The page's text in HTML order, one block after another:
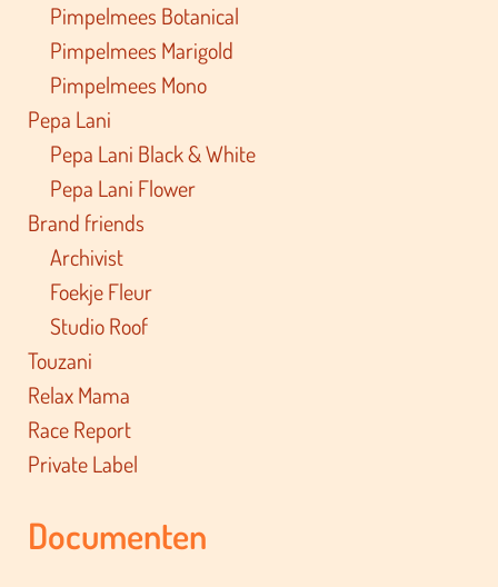
Pimpelmees Botanical
Pimpelmees Marigold
Pimpelmees Mono
Pepa Lani
Pepa Lani Black & White
Pepa Lani Flower
Brand friends
Archivist
Foekje Fleur
Studio Roof
Touzani
Relax Mama
Race Report
Private Label
Documenten